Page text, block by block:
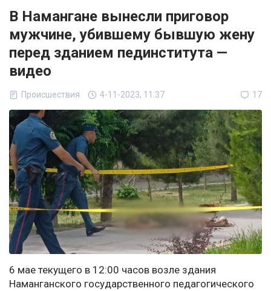
В Намангане вынесли приговор
мужчине, убившему бывшую жену
перед зданием пединститута —
видео
Происшествия 4-11-2023, 11:37 17
6 мае текущего в 12:00 часов возле здания
Наманганского государственного педагогического